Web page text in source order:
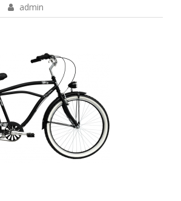
admin